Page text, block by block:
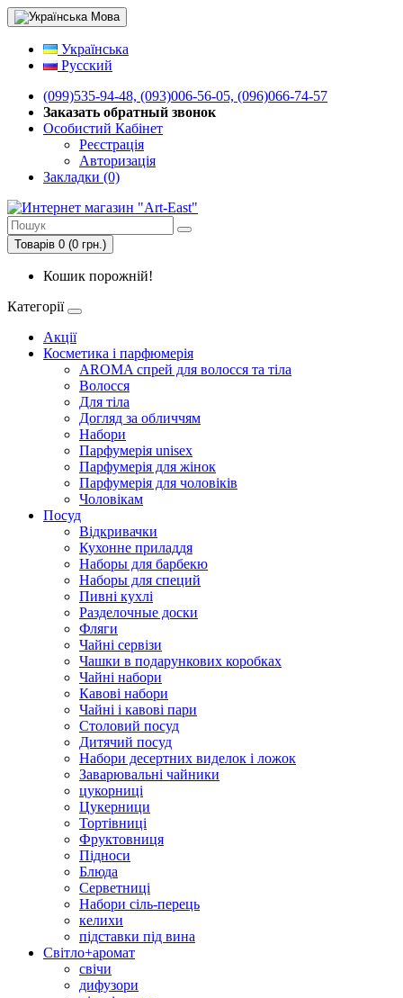
Мова
Українська
Русский
(099)535-94-48, (093)006-56-05, (096)066-74-57
Заказать обратный звонок
Особистий Кабінет
Реєстрація
Авторизація
Закладки (0)
Товарів 0 (0 грн.)
Кошик порожній!
Категорії
Акції
Косметика і парфюмерія
AROMA спрей для волосся та тіла
Волосся
Для тіла
Догляд за обличчям
Набори
Парфумерія unisex
Парфумерія для жінок
Парфумерія для чоловіків
Чоловікам
Посуд
Відкривачки
Кухонне приладдя
Наборы для барбекю
Наборы для специй
Пивні кухлі
Разделочные доски
Фляги
Чайні сервізи
Чашки в подарункових коробках
Чайні набори
Кавові набори
Чайні і кавові пари
Столовий посуд
Дитячий посуд
Набори десертних виделок і ложок
Заварювальні чайники
цукорниці
Цукерници
Тортівниці
Фруктовниця
Підноси
Блюда
Серветниці
Набори сіль-перець
келихи
підставки під вина
Світло+аромат
свічи
дифузори